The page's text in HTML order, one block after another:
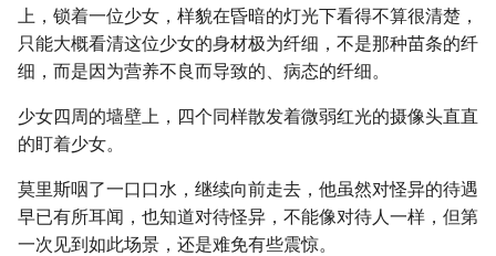
上，锁着一位少女，样貌在昏暗的灯光下看得不算很清楚，
只能大概看清这位少女的身材极为纤细，不是那种苗条的纤
细，而是因为营养不良而导致的、病态的纤细。
少女四周的墙壁上，四个同样散发着微弱红光的摄像头直直
的盯着少女。
莫里斯咽了一口口水，继续向前走去，他虽然对怪异的待遇
早已有所耳闻，也知道对待怪异，不能像对待人一样，但第
一次见到如此场景，还是难免有些震惊。